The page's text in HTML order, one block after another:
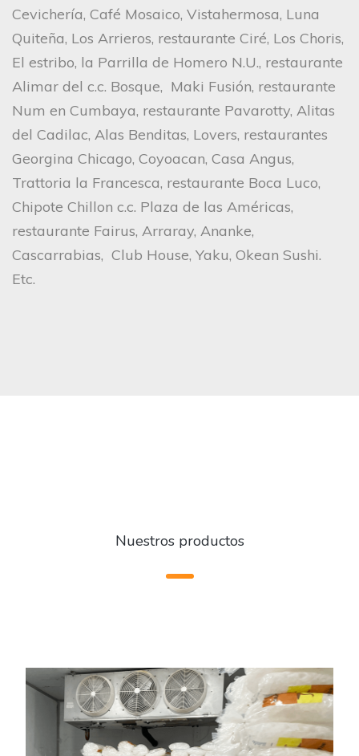
Cevichería, Café Mosaico, Vistahermosa, Luna
Quiteña, Los Arrieros, restaurante Ciré, Los Choris,
El estribo, la Parrilla de Homero N.U., restaurante
Alimar del c.c. Bosque, Maki Fusión, restaurante
Num en Cumbaya, restaurante Pavarotty, Alitas
del Cadilac, Alas Benditas, Lovers, restaurantes
Georgina Chicago, Coyoacan, Casa Angus,
Trattoria la Francesca, restaurante Boca Luco,
Chipote Chillon c.c. Plaza de las Américas,
restaurante Fairus, Arraray, Ananke,
Cascarrabias, Club House, Yaku, Okean Sushi.
Etc.
Nuestros productos